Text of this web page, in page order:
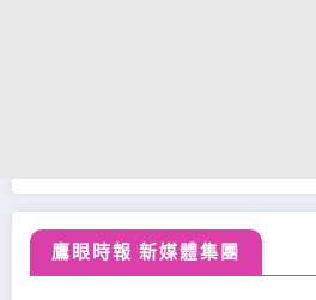
鷹眼時報 新媒體集團